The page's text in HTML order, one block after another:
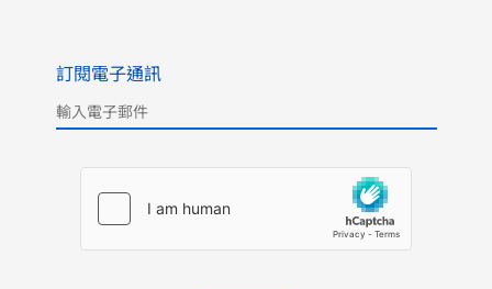
訂閱電子通訊